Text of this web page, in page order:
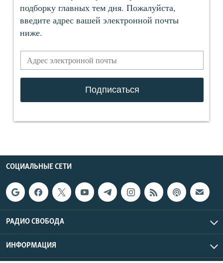
СОЦИАЛЬНЫЕ СЕТИ
РАДИО СВОБОДА
ИНФОРМАЦИЯ